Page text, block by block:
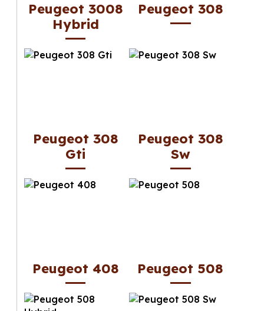
Peugeot 3008
Hybrid
Peugeot 308
Peugeot 308
Gti
Peugeot 308
Sw
Peugeot 408 Peugeot 508